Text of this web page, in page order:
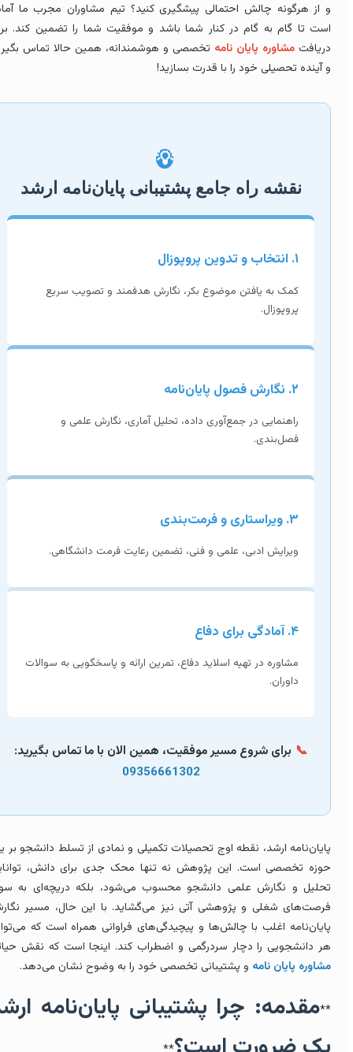
از هرگونه چالش احتمالی پیشگیری کنید؟ تیم مشاوران مجرب ما آماده
تا گام به گام در کنار شما باشد و موفقیت شما را تضمین کند. برای
مشاوره پایان نامهتخصصی و هوشمندانه، همین حالا تماس بگیرید
آینده تحصیلی خود را با قدرت بسازید!
نقشه راه جامع پشتیبانی پایان‌نامه ارشد
کمک به یافتن موضوع بکر، نگارش هدفمند و تصویب سریع
پروپوزال.
راهنمایی در جمع‌آوری داده، تحلیل آماری، نگارش علمی و
فصل‌بندی.
ویرایش ادبی، علمی و فنی، تضمین رعایت فرمت دانشگاهی.
مشاوره در تهیه اسلاید دفاع، تمرین ارائه و پاسخگویی به سوالات
داوران.
برای شروع مسیر موفقیت، همین الان با ما تماس بگیرید:
09356661302
ارشد، نقطه اوج تحصیلات تکمیلی و نمادی از تسلط دانشجو بر یک
تخصصی است. این پژوهش نه تنها محک جدی برای دانش، توانایی
و نگارش علمی دانشجو محسوب می‌شود، بلکه دریچه‌ای به سوی
شغلی و پژوهشی آتی نیز می‌گشاید. با این حال، مسیر نگارش
اغلب با چالش‌ها و پیچیدگی‌های فراوانی همراه است که می‌تواند
دانشجویی را دچار سردرگمی و اضطراب کند. اینجا است که نقش حیاتی
پایان نامهو پشتیبانی تخصصی خود را به وضوح نشان می‌دهد.
مقدمه: چرا پشتیبانی پایان‌نامه ارشد